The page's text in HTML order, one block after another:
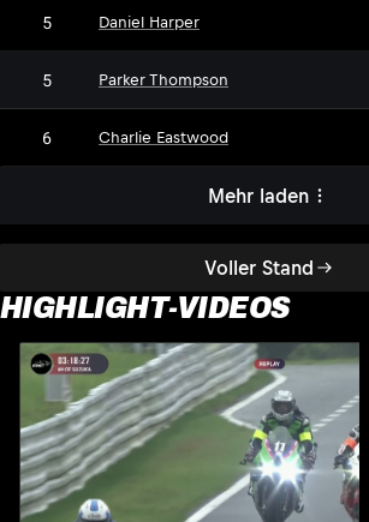
Voller Stand
5 Daniel Harper
5 Parker Thompson
6 Charlie Eastwood
Mehr laden
HIGHLIGHT-VIDEOS